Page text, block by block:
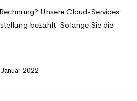
Unsere Cloud-Services
bezahlt. Solange Sie die
2022